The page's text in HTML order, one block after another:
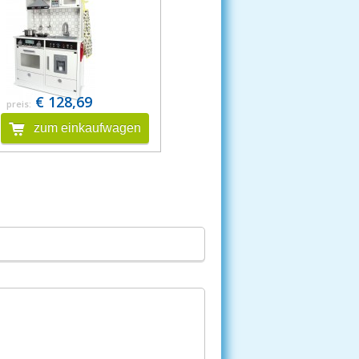
preis: € 128,69
zum einkaufwagen